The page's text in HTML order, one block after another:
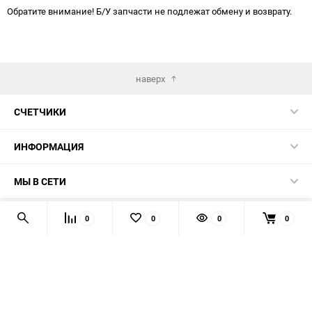
Обратите внимание! Б/У запчасти не подлежат обмену и возврату.
наверх
СЧЕТЧИКИ
ИНФОРМАЦИЯ
МЫ В СЕТИ
КОНТАКТЫ 0 0 0 0